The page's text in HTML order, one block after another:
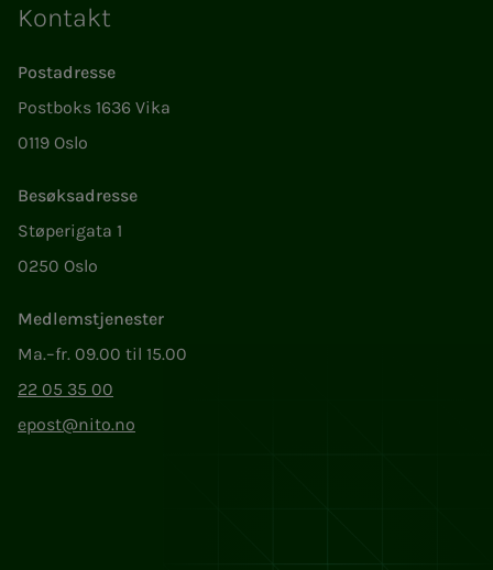
Kontakt
Postadresse
Postboks 1636 Vika
0119 Oslo
Besøksadresse
Støperigata 1
0250 Oslo
Medlemstjenester
Ma.–fr. 09.00 til 15.00
22 05 35 00
epost@nito.no